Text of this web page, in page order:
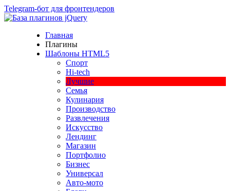
Telegram-бот для фронтендеров
Главная
Плагины
Шаблоны HTML5
Спорт
Hi-tech
Лучшие
Семья
Кулинария
Производство
Развлечения
Искусство
Лендинг
Магазин
Портфолио
Бизнес
Универсал
Авто-мото